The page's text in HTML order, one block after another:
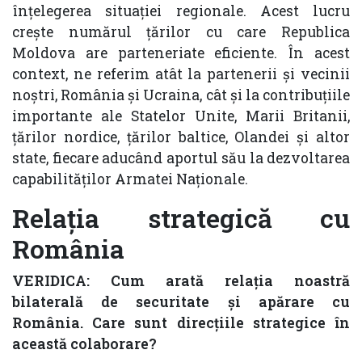
înțelegerea situației regionale. Acest lucru
crește numărul țărilor cu care Republica
Moldova are parteneriate eficiente. În acest
context, ne referim atât la partenerii și vecinii
noștri, România și Ucraina, cât și la contribuțiile
importante ale Statelor Unite, Marii Britanii,
țărilor nordice, țărilor baltice, Olandei și altor
state, fiecare aducând aportul său la dezvoltarea
capabilităților Armatei Naționale.
Relația strategică cu
România
VERIDICA: Cum arată relația noastră
bilaterală de securitate și apărare cu
România. Care sunt direcțiile strategice în
această colaborare?